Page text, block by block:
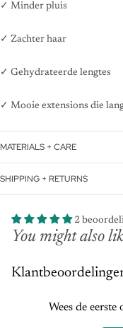
✓ Minder pluis
✓ Zachter haar
✓ Gehydrateerde lengtes
✓ Mooie extensions die
MATERIALS + CARE
SHIPPING + RETURNS
2
You might also
Wees de